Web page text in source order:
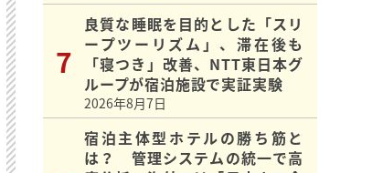
良質な睡眠を目的とした「スリ
ープツーリズム」、滞在後も
「寝つき」改善、NTT東日本グ
ループが宿泊施設で実証実験
2026年8月7日
宿泊主体型ホテルの勝ち筋と
は？ 管理システムの統一で高